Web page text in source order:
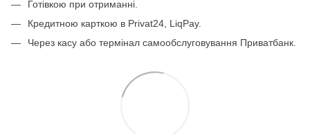
Готівкою при отриманні.
Кредитною карткою в Privat24, LiqPay.
Через касу або термінал самообслуговування Приватбанк.